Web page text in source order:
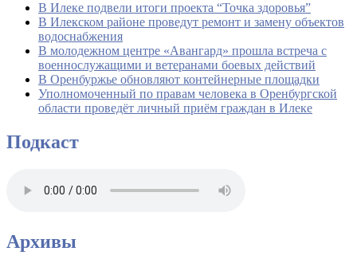
В Илеке подвели итоги проекта “Точка здоровья”
В Илекском районе проведут ремонт и замену объектов
водоснабжения
В молодежном центре «Авангард» прошла встреча с
военнослужащими и ветеранами боевых действий
В Оренбуржье обновляют контейнерные площадки
Уполномоченный по правам человека в Оренбургской
области проведёт личный приём граждан в Илеке
Подкаст
Архивы